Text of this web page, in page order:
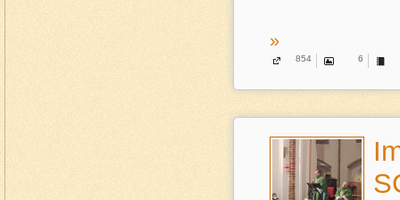
»
854 6